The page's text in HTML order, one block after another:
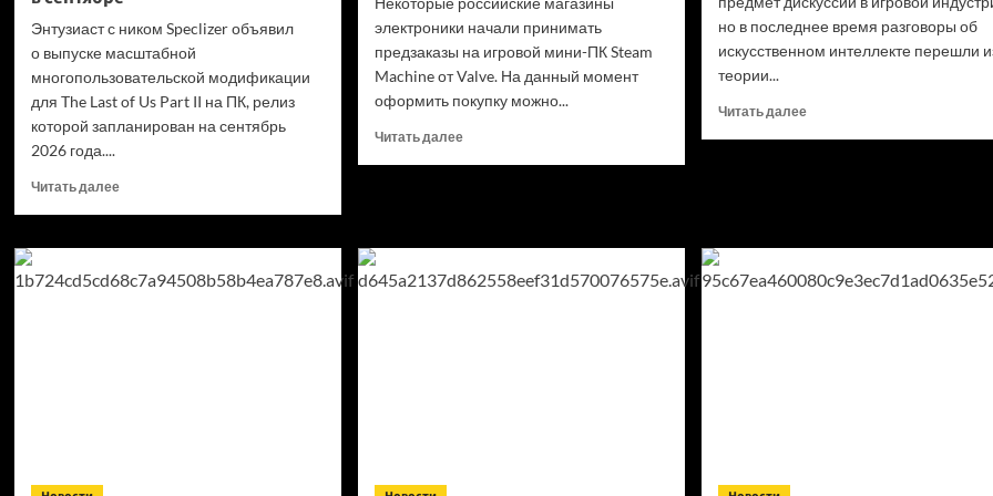
Энтузиаст с ником Speclizer объявил
о выпуске масштабной
многопользовательской модификации
для The Last of Us Part II на ПК, релиз
которой запланирован на сентябрь
2026 года....
Читать далееПрочитать
The
of Us Part
электроники начали принимать
предзаказы на игровой мини-ПК Steam
Machine от Valve. На данный момент
оформить покупку можно...
Читать далееПрочитать
оказалась
но в последнее время разговоры об
искусственном интеллекте перешли
теории...
Читать далееПрочитать